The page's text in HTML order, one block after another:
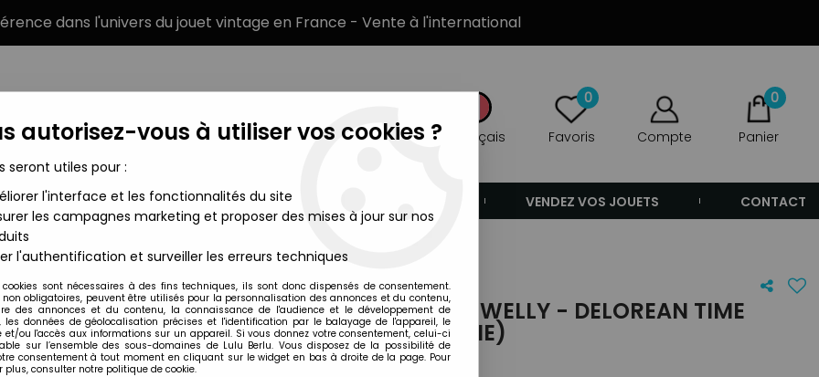
dans l'univers du jouet vintage en France - Vente à l'international
Français
0
Favoris Compte
0
Panier
MARQUES TYPE DE PRODUIT VENDEZ VOS JOUETS CONTACT
Time Machine Part.2 (1/24ème)
Welly
RETOUR VERS LE FUTUR - WELLY - DELOREAN TIME
MACHINE PART.2 (1/24ÈME)
autorisez-vous à utiliser vos cookies ?
seront utiles pour :
l'interface et les fonctionnalités du site
les campagnes marketing et proposer des mises à jour sur nos
l'authentification et surveiller les erreurs techniques
cookies sont nécessaires à des fins techniques, ils sont donc dispensés de consentement.
non obligatoires, peuvent être utilisés pour la personnalisation des annonces et du contenu,
des annonces et du contenu, la connaissance de l'audience et le développement de
les données de géolocalisation précises et l'identification par le balayage de l'appareil, le
et/ou l'accès aux informations sur un appareil. Si vous donnez votre consentement, celui-ci
sur l’ensemble des sous-domaines de Lulu Berlu. Vous disposez de la possibilité de
consentement à tout moment en cliquant sur le widget en bas à droite de la page. Pour
plus, consulter notre politique de cookie.